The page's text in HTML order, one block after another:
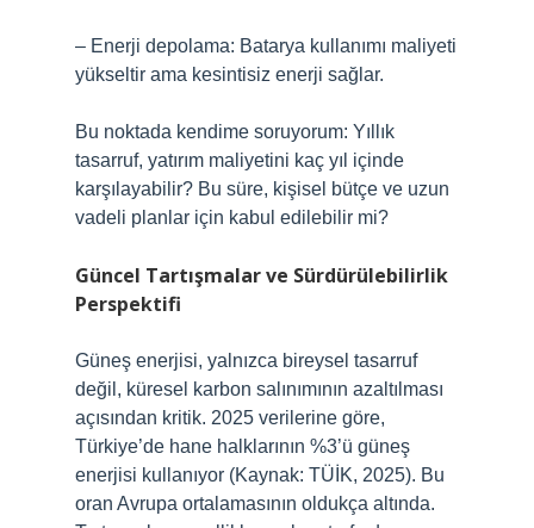
– Enerji depolama: Batarya kullanımı maliyeti
yükseltir ama kesintisiz enerji sağlar.
Bu noktada kendime soruyorum: Yıllık
tasarruf, yatırım maliyetini kaç yıl içinde
karşılayabilir? Bu süre, kişisel bütçe ve uzun
vadeli planlar için kabul edilebilir mi?
Güncel Tartışmalar ve Sürdürülebilirlik
Perspektifi
Güneş enerjisi, yalnızca bireysel tasarruf
değil, küresel karbon salınımının azaltılması
açısından kritik. 2025 verilerine göre,
Türkiye’de hane halklarının %3’ü güneş
enerjisi kullanıyor (Kaynak: TÜİK, 2025). Bu
oran Avrupa ortalamasının oldukça altında.